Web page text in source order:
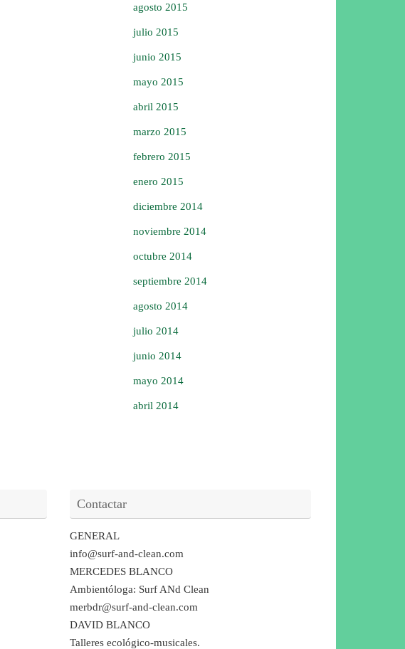
agosto 2015
julio 2015
junio 2015
mayo 2015
abril 2015
marzo 2015
febrero 2015
enero 2015
diciembre 2014
noviembre 2014
octubre 2014
septiembre 2014
agosto 2014
julio 2014
junio 2014
mayo 2014
abril 2014
Contactar
GENERAL
info@surf-and-clean.com
MERCEDES BLANCO
Ambientóloga: Surf ANd Clean
merbdr@surf-and-clean.com
DAVID BLANCO
Talleres ecológico-musicales.